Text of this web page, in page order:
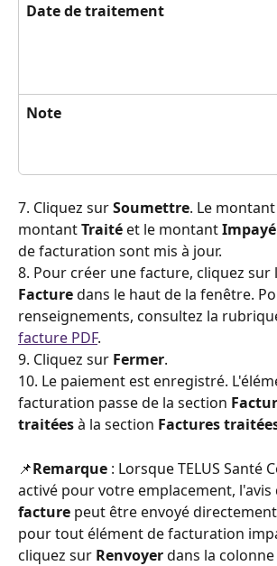
Date de traitement
Note
7. Cliquez sur Soumettre. Le montant
montant Traité et le montant Impayé
de facturation sont mis à jour.
8. Pour créer une facture, cliquez sur
Facture dans le haut de la fenêtre.
renseignements, consultez la
facture PDF.
9. Cliquez sur Fermer.
10. Le paiement est enregistré.
facturation passe de la section
traitées à la section Factures
📌Remarque : Lorsque TELUS Santé
activé pour votre emplacement, l'avis
facture peut être envoyé
pour tout élément de facturation
cliquez sur Renvoyer dans la colonne